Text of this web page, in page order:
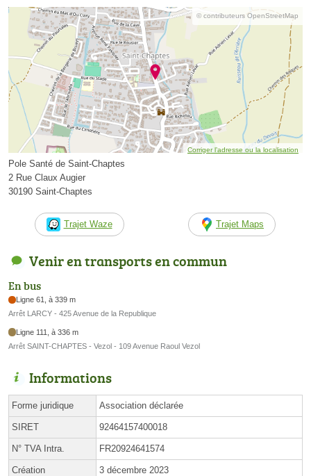
© contributeurs OpenStreetMap
Corriger l’adresse ou la localisation
Pole Santé de Saint-Chaptes
2 Rue Claux Augier
30190 Saint-Chaptes
Trajet Waze Trajet Maps
Venir en transports en commun
En bus
Ligne 61, à 339 m
Arrêt LARCY - 425 Avenue de la Republique
Ligne 111, à 336 m
Arrêt SAINT-CHAPTES - Vezol - 109 Avenue Raoul Vezol
Informations
Forme juridique Association déclarée
SIRET 92464157400018
N° TVA Intra. FR20924641574
Création 3 décembre 2023